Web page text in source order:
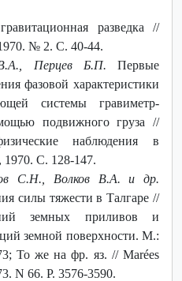
разведка //
№ 2. С. 40-44.
В.А., Перцев Б.П. Первые
фазовой характеристики
системы гравиметр-
подвижного груза //
наблюдения в
С. 128-147.
С.Н., Волков В.А. и др.
силы тяжести в Талгаре //
земных приливов и
земной поверхности. М.:
То же на фр. яз. // Marées
N 66. P. 3576-3590.